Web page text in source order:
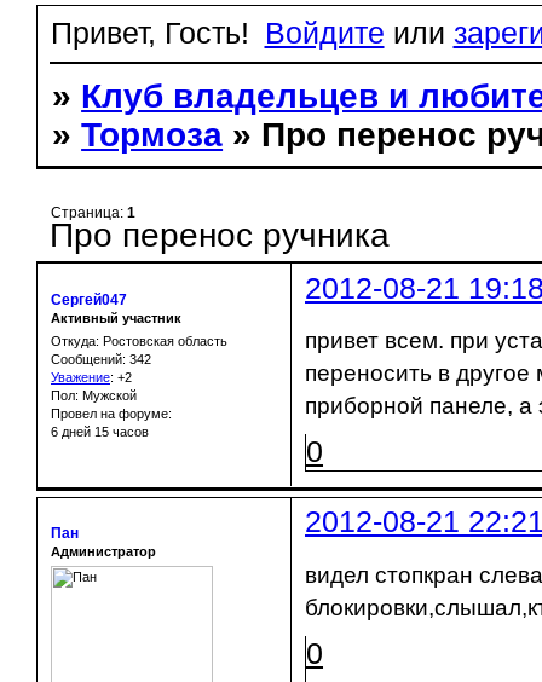
Привет, Гость!
Войдите или
» Клуб владельцев и
»Тормоза » Про перенос
Про перенос ручника
Страница:1
2012-08-21
Сергей047
Активный участник
Откуда: Ростовская область
Сообщений: 342
Уважение: +2
Пол: Мужской
Провел на форуме:
6 дней 15 часов
привет всем. при
переносить в другое
приборной панеле, а
0
2012-08-21
Пан
Администратор
видел стопкран
0